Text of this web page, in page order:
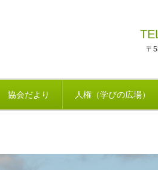
〒
協会だより 人権（学びの広場）